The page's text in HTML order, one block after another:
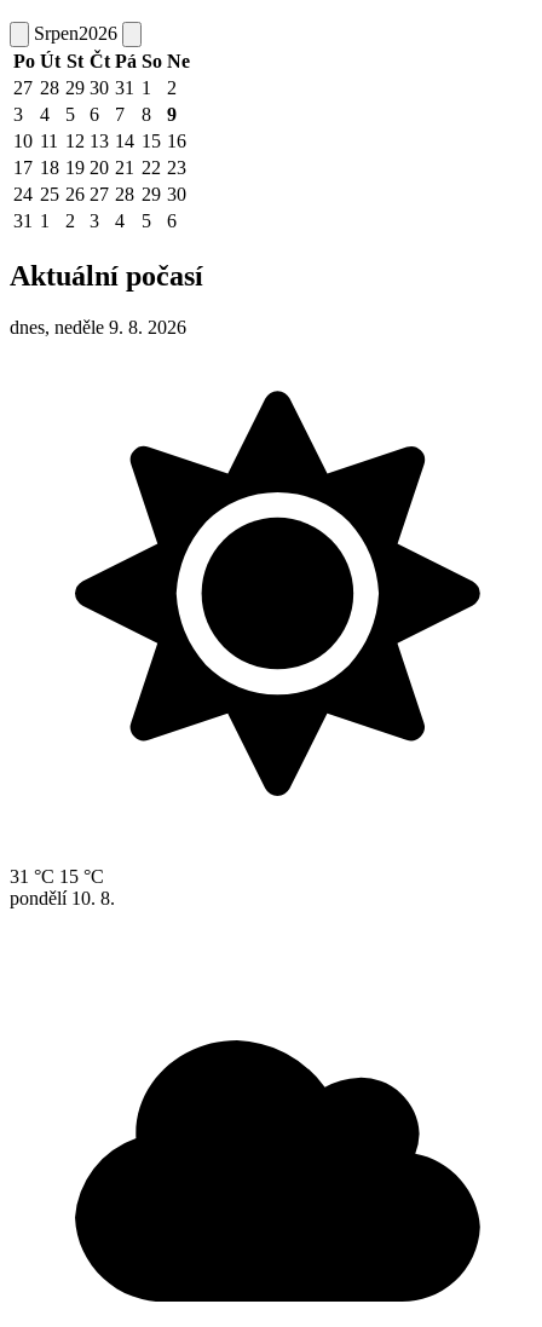
Srpen2026
Po Út St Čt Pá So Ne
27 28 29 30 31 1
2
3
4 5 6 7 8
9
10 11 12 13 14 15 16
17 18 19 20 21 22 23
24 25 26 27 28 29 30
31 1 2 3 4 5 6
Aktuální počasí
dnes, neděle 9. 8. 2026
31 °C 15 °C
pondělí 10. 8.